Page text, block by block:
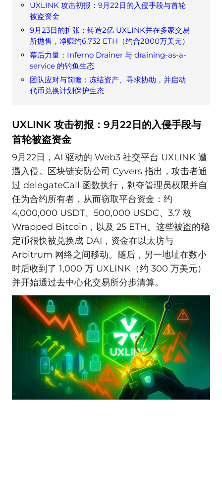
UXLINK 攻击初报：9月22日的入侵手段与首轮
被盗资金
9月23日的扩张：铸造2亿 UXLINK并在多家交易
所抛售，净赚约6,732 ETH（约合2800万美元）
幕后力量：Inferno Drainer 与 draining-as-a-
service 的钓鱼生态
团队应对与前瞻：冻结资产、寻求协助，并启动
代币兑换计划保护生态
UXLINK 攻击初报：9月22日的入侵手段与
首轮被盗资金
9月22日，AI 驱动的 Web3 社交平台 UXLINK 遭
遇入侵。区块链安防公司 Cyvers 指出，攻击者通
过 delegateCall 函数执行，剥夺管理员权限并自
任为合约所有者，从而窃取平台资金：约
4,000,000 USDT、500,000 USDC、3.7 枚
Wrapped Bitcoin，以及 25 ETH。这些被盗的稳
定币很快被兑换成 DAI，资金在以太坊与
Arbitrum 网络之间移动。随后，另一地址在数小
时后收到了 1,000 万 UXLINK（约 300 万美元）
并开始通过去中心化交易所分步清算。